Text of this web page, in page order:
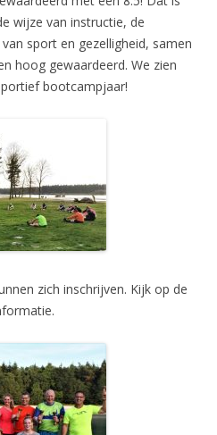
wijze van instructie, de
sport en gezelligheid, samen
hoog gewaardeerd. We zien
bootcampjaar!
zich inschrijven. Kijk op de